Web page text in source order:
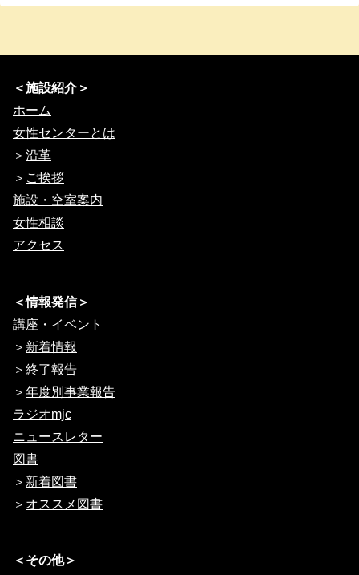
＜施設紹介＞
ホーム
女性センターとは
＞ 沿革
＞ ご挨拶
施設・空室案内
女性相談
アクセス
＜情報発信＞
講座・イベント
＞ 新着情報
＞ 終了報告
＞ 年度別事業報告
ラジオmjc
ニュースレター
図書
＞ 新着図書
＞ オススメ図書
＜その他＞